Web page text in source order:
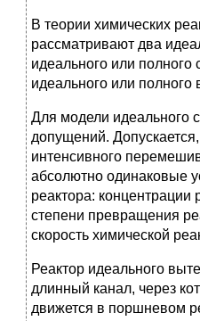
В теории химических
рассматривают два
идеального или
идеального или полного
Для модели идеального
допущений. Допускается,
интенсивного
абсолютно одинаковые
реактора: концентрации
степени превращения
скорость химической
Реактор идеального
длинный канал, через
движется в поршневом